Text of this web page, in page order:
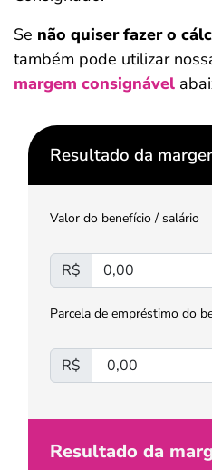
Se não quiser fazer o
também pode utilizar
margem consignável
Resultado da
Valor do benefício / salário
R$
Parcela de empréstimo do
R$
Resultado da